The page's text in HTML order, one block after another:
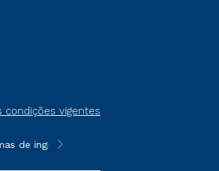
condições vigentes
ingresso, exceto na prova on-line
**Semipresencial é um formato do